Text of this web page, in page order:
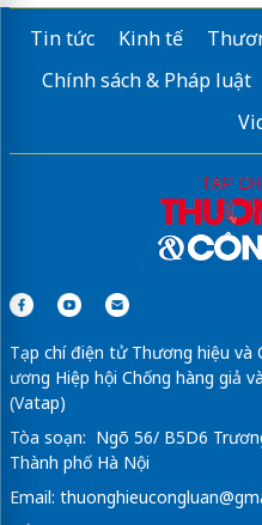
Tin tức Kinh tế
Chính sách & Pháp luật
Tạp chí điện tử Thương hiệu và
ương Hiệp hội Chống hàng giả
(Vatap)
Tòa soạn: Ngõ 56/ B5D6
Thành phố Hà Nội
Email: